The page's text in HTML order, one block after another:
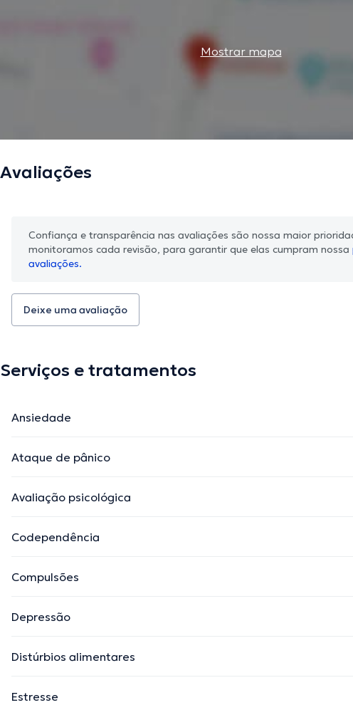
Mostrar mapa
Avaliações
Confiança e transparência nas avaliações são nossa maior
monitoramos cada revisão, para garantir que elas cumpram nossa
avaliações.
Deixe uma avaliação
Serviços e tratamentos
Ansiedade
Ataque de pânico
Avaliação psicológica
Codependência
Compulsões
Depressão
Distúrbios alimentares
Estresse